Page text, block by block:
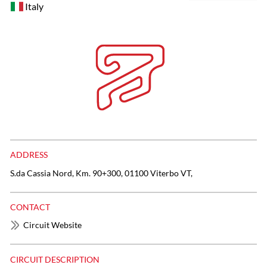
Italy
ADDRESS
S.da Cassia Nord, Km. 90+300, 01100 Viterbo VT,
CONTACT
Circuit Website
CIRCUIT DESCRIPTION